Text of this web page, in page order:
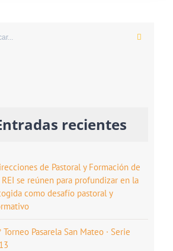
recientes
de Pastoral y Formación de
REI se reúnen para profundizar en la
como desafío pastoral y
Torneo Pasarela San Mateo · Serie